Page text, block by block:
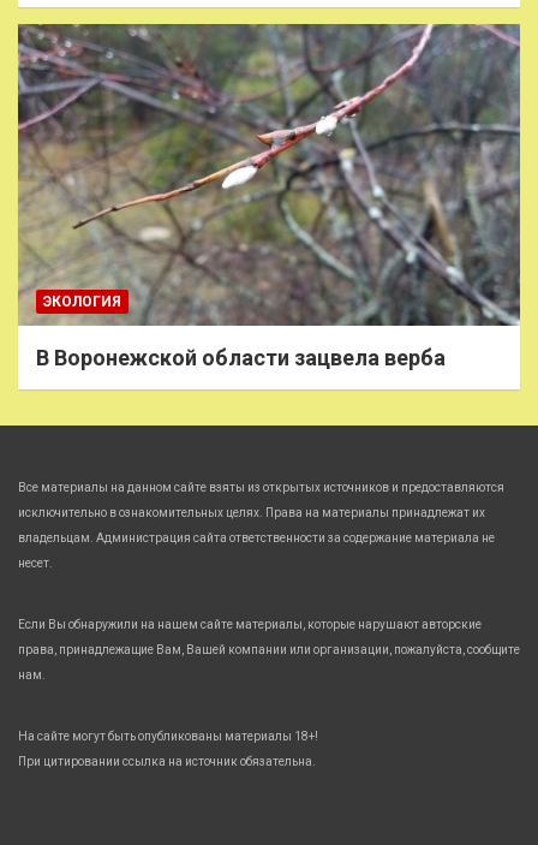
ЭКОЛОГИЯ
В Воронежской области зацвела верба
Все материалы на данном сайте взяты из открытых источников и предоставляются
исключительно в ознакомительных целях. Права на материалы принадлежат их
владельцам. Администрация сайта ответственности за содержание материала не
несет.
Если Вы обнаружили на нашем сайте материалы, которые нарушают авторские
права, принадлежащие Вам, Вашей компании или организации, пожалуйста, сообщите
нам.
На сайте могут быть опубликованы материалы 18+!
При цитировании ссылка на источник обязательна.